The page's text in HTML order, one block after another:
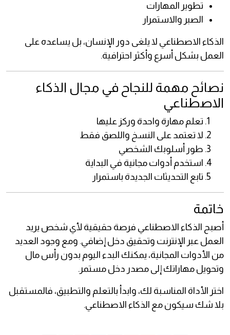
تطوير المهارات
الصبر والاستمرار
الذكاء الاصطناعي لا يلغى دور الإنسان، بل يساعده على
العمل بشكل أسرع وأكثر احترافية.
نصائح مهمة للنجاح في مجال الذكاء
الاصطناعي
تعلم مهارة واحدة وركز عليها
لا تعتمد على النسخ واللصق فقط
طور أسلوبك الشخصي
استخدم أدوات مجانية في البداية
تابع التحديثات الجديدة باستمرار
خاتمة
أصبح الذكاء الاصطناعي فرصة حقيقية لأي شخص يريد
العمل عبر الإنترنت وتحقيق دخل إضافي. ومع وجود العديد
من الأدوات المجانية، يمكنك البدء اليوم بدون رأس مال
وتحويل مهاراتك إلى مصدر دخل مستمر.
اختر الأداة المناسبة لك، وابدأ بالتعلم والتطبيق، فالمستقبل
بلا شك سيكون مع الذكاء الاصطناعي.